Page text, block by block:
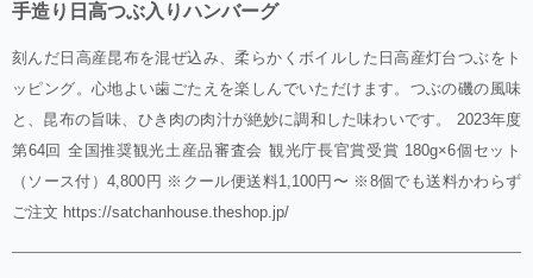
手造り日高つぶ入りハンバーグ
刻んだ日高産昆布を混ぜ込み、柔らかくボイルした日高産灯台つぶをト
ッピング。心地よい歯ごたえを楽しんでいただけます。つぶの磯の風味
と、昆布の旨味、ひき肉の肉汁が絶妙に調和した味わいです。 2023年度
第64回 全国推奨観光土産品審査会 観光庁長官賞受賞 180g×6個セット
（ソース付）4,800円 ※クール便送料1,100円〜 ※8個でも送料かわらず
ご注文 https://satchanhouse.theshop.jp/